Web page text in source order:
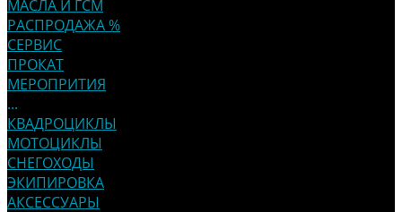
МАСЛА И ГСМ
РАСПРОДАЖА %
СЕРВИС
ПРОКАТ
МЕРОПРИТИЯ
...
КВАДРОЦИКЛЫ
МОТОЦИКЛЫ
СНЕГОХОДЫ
ЭКИПИРОВКА
АКСЕССУАРЫ